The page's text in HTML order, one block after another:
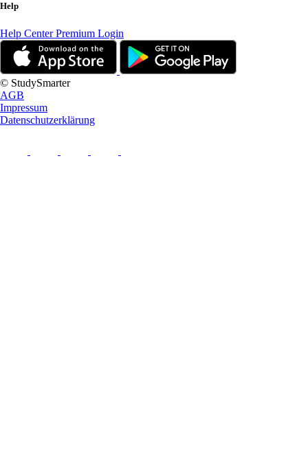
Help
Help CenterPremium Login
© StudySmarter
AGB
Impressum
Datenschutzerklärung